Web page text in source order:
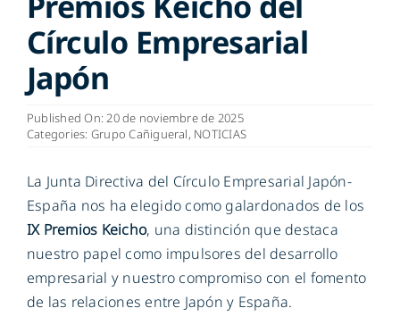
ES
Círculo Empresarial
Japón
Published On: 20 de noviembre de 2025
Categories: Grupo Cañigueral, NOTICIAS
La Junta Directiva del Círculo Empresarial Japón-
España nos ha elegido como galardonados de los
IX Premios Keicho, una distinción que destaca
nuestro papel como impulsores del desarrollo
empresarial y nuestro compromiso con el fomento
de las relaciones entre Japón y España.